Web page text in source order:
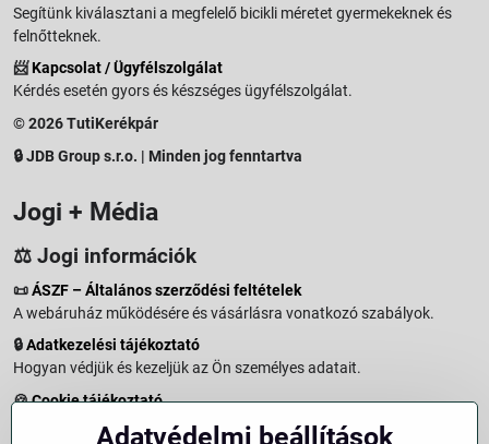
Segítünk kiválasztani a megfelelő bicikli méretet gyermekeknek és
felnőtteknek.
📨Kapcsolat / Ügyfélszolgálat
Kérdés esetén gyors és készséges ügyfélszolgálat.
© 2026 TutiKerékpár
🔒 JDB Group s.r.o. | Minden jog fenntartva
Jogi + Média
⚖️ Jogi információk
📜ÁSZF – Általános szerződési feltételek
A webáruház működésére és vásárlásra vonatkozó szabályok.
🔒Adatkezelési tájékoztató
Hogyan védjük és kezeljük az Ön személyes adatait.
🍪Cookie tájékoztató
A weboldalon használt sütikről és adatkezelésről.
Adatvédelmi beállítások